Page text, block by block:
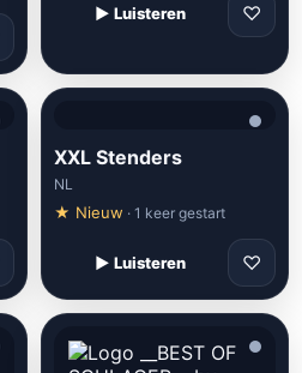
▶ Luisteren ♡
XXL Stenders
NL
★ Nieuw · 1 keer gestart
▶ Luisteren ♡